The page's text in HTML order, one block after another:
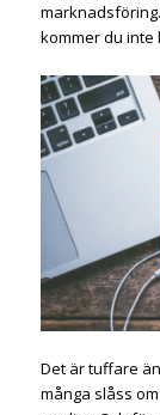
kommer du inte
Det är tuffare
många slåss